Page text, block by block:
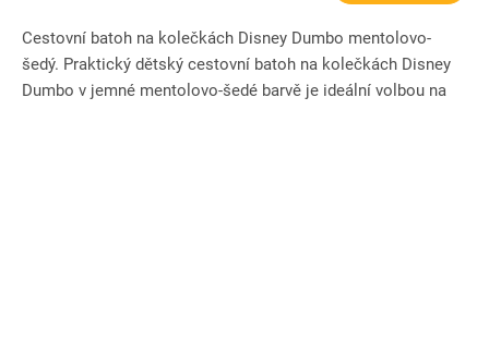
Cestovní batoh na kolečkách Disney Dumbo mentolovo-
šedý. Praktický dětský cestovní batoh na kolečkách Disney
Dumbo v jemné mentolovo-šedé barvě je ideální volbou na